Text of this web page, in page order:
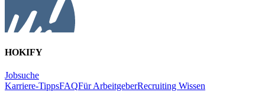
HOKIFY
Jobsuche
Karriere-TippsFAQFür ArbeitgeberRecruiting Wissen